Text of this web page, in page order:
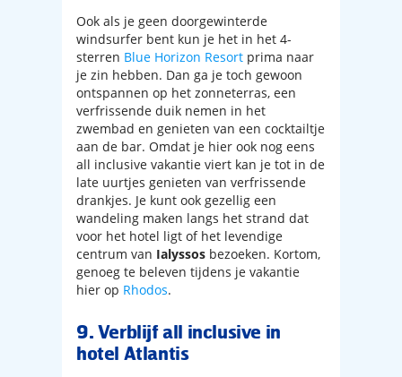
Ook als je geen doorgewinterde
windsurfer bent kun je het in het 4-
sterren Blue Horizon Resort prima naar
je zin hebben. Dan ga je toch gewoon
ontspannen op het zonneterras, een
verfrissende duik nemen in het
zwembad en genieten van een cocktailtje
aan de bar. Omdat je hier ook nog eens
all inclusive vakantie viert kan je tot in de
late uurtjes genieten van verfrissende
drankjes. Je kunt ook gezellig een
wandeling maken langs het strand dat
voor het hotel ligt of het levendige
centrum van Ialyssos bezoeken. Kortom,
genoeg te beleven tijdens je vakantie
hier op Rhodos.
9. Verblijf all inclusive in
hotel Atlantis